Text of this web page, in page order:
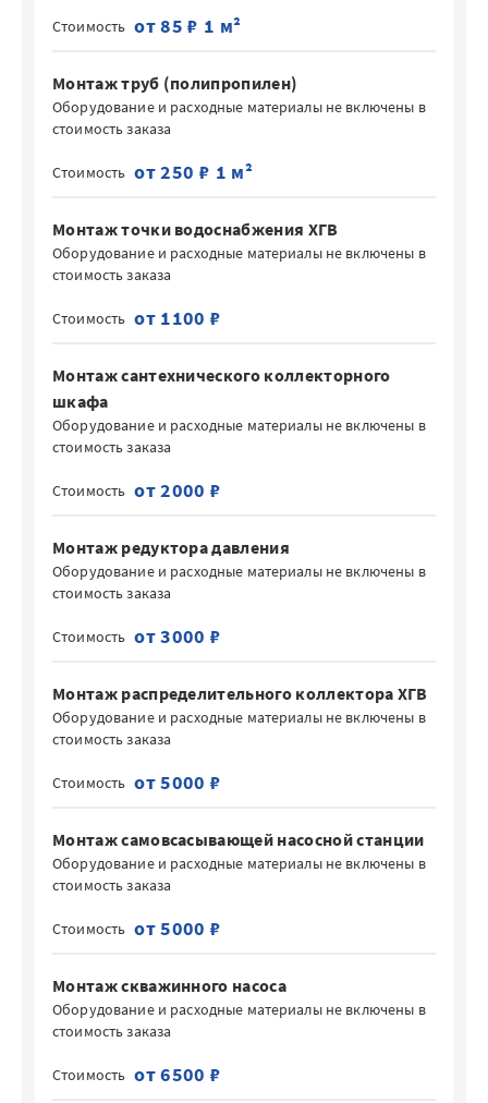
Стоимость от 85 ₽ 1 м²
Монтаж труб (полипропилен)
Оборудование и расходные материалы не включены в
стоимость заказа
Стоимость от 250 ₽ 1 м²
Монтаж точки водоснабжения ХГВ
Оборудование и расходные материалы не включены в
стоимость заказа
Стоимость от 1100 ₽
Монтаж сантехнического коллекторного
шкафа
Оборудование и расходные материалы не включены в
стоимость заказа
Стоимость от 2000 ₽
Монтаж редуктора давления
Оборудование и расходные материалы не включены в
стоимость заказа
Стоимость от 3000 ₽
Монтаж распределительного коллектора ХГВ
Оборудование и расходные материалы не включены в
стоимость заказа
Стоимость от 5000 ₽
Монтаж самовсасывающей насосной станции
Оборудование и расходные материалы не включены в
стоимость заказа
Стоимость от 5000 ₽
Монтаж скважинного насоса
Оборудование и расходные материалы не включены в
стоимость заказа
Стоимость от 6500 ₽